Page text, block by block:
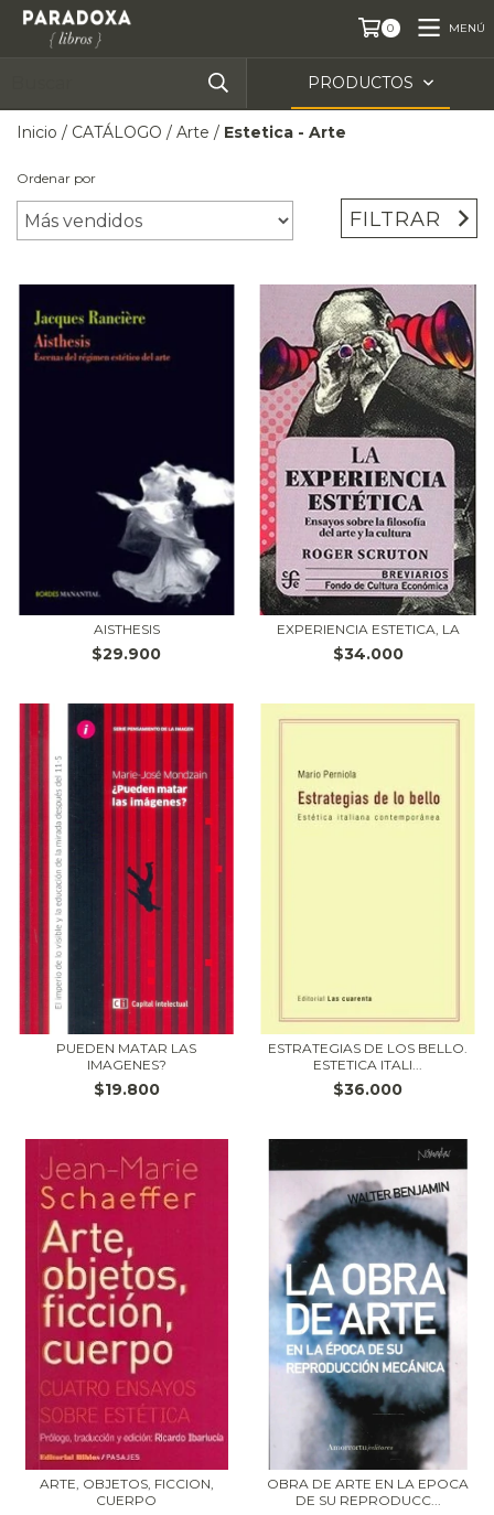
0 MENÚ
PRODUCTOS
Inicio / CATÁLOGO / Arte / Estetica - Arte
Ordenar por
FILTRAR
AISTHESIS
$29.900
EXPERIENCIA ESTETICA, LA
$34.000
PUEDEN MATAR LAS
IMAGENES?
$19.800
ESTRATEGIAS DE LOS BELLO.
ESTETICA ITALI...
$36.000
ARTE, OBJETOS, FICCION,
CUERPO
OBRA DE ARTE EN LA EPOCA
DE SU REPRODUCC...